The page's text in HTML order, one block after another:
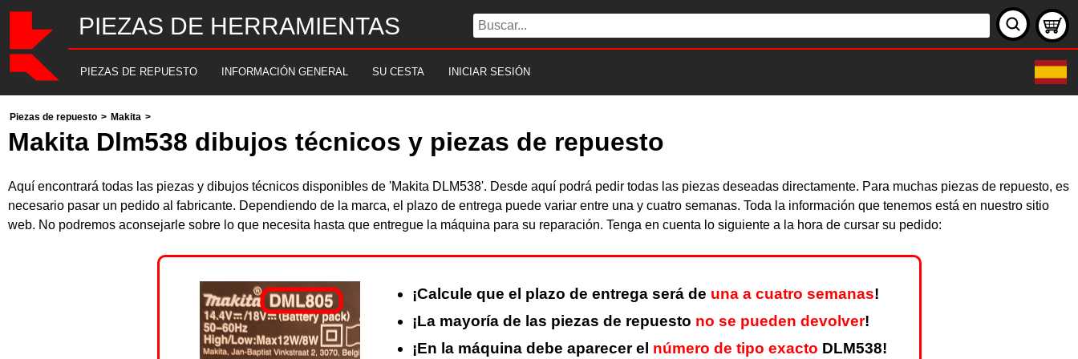
PIEZAS DE HERRAMIENTAS
PIEZAS DE REPUESTO INFORMACIÓN GENERAL SU CESTA INICIAR SESIÓN
Piezas de repuesto > Makita >
Makita Dlm538 dibujos técnicos y piezas de repuesto
Aquí encontrará todas las piezas y dibujos técnicos disponibles de 'Makita DLM538'. Desde aquí podrá pedir todas las piezas deseadas directamente. Para muchas piezas de repuesto, es
necesario pasar un pedido al fabricante. Dependiendo de la marca, el plazo de entrega puede variar entre una y cuatro semanas. Toda la información que tenemos está en nuestro sitio
web. No podremos aconsejarle sobre lo que necesita hasta que entregue la máquina para su reparación. Tenga en cuenta lo siguiente a la hora de cursar su pedido:
¡Calcule que el plazo de entrega será de una a cuatro semanas!
¡La mayoría de las piezas de repuesto no se pueden devolver!
¡En la máquina debe aparecer el número de tipo exacto DLM538!